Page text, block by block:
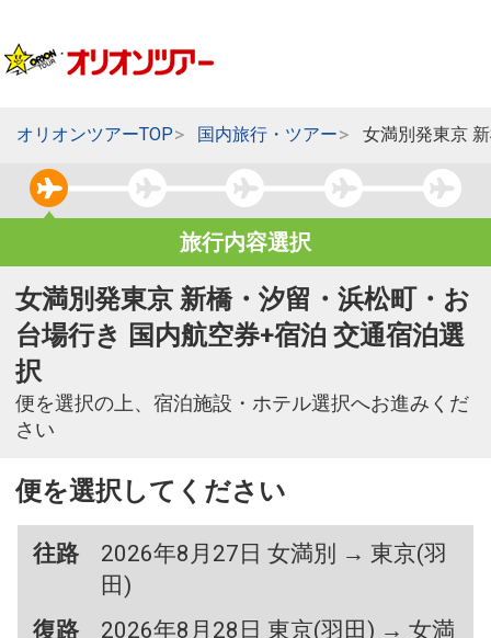
オリオンツアーTOP 国内旅行・ツアー 女満別発東京
旅行内容選択
女満別発東京 新橋・汐留・浜松町・お
台場行き 国内航空券+宿泊 交通宿泊選
択
便を選択の上、宿泊施設・ホテル選択へお進みくだ
さい
便を選択してください
往路
2026年8月27日 女満別 → 東京(羽
田)
復路
2026年8月28日 東京(羽田) → 女満